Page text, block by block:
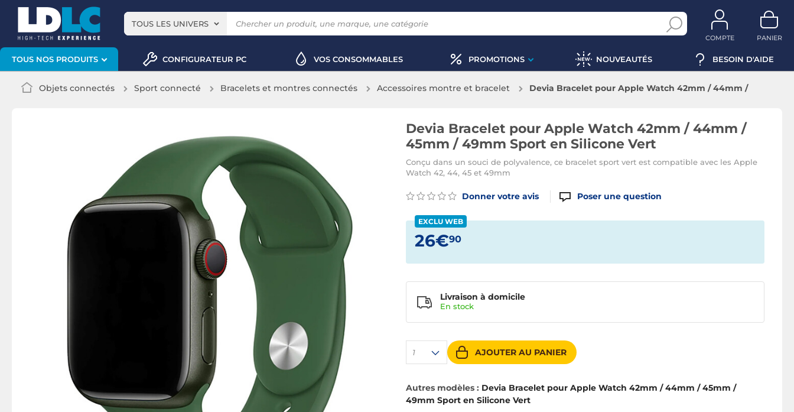
TOUS LES UNIVERS
COMPTE PANIER
TOUS NOS PRODUITS CONFIGURATEUR PC VOS CONSOMMABLES PROMOTIONS NOUVEAUTÉS BESOIN D'AIDE
Objets connectés Sport connecté Bracelets et montres connectés Accessoires montre et bracelet
Devia Bracelet pour Apple Watch 42mm / 44mm /
Devia Bracelet pour Apple Watch 42mm / 44mm /
45mm / 49mm Sport en Silicone Vert
Conçu dans un souci de polyvalence, ce bracelet sport vert est compatible avec les Apple
Watch 42, 44, 45 et 49mm
Donner votre avis Poser une question
EXCLU WEB
26€90
1 AJOUTER AU PANIER
Livraison à domicile
En stock
Autres modèles : Devia Bracelet pour Apple Watch 42mm / 44mm / 45mm /
49mm Sport en Silicone Vert